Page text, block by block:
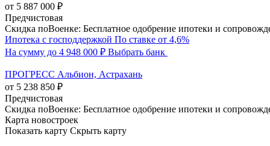
от 5 887 000 ₽
Предчистовая
Скидка поВоенке: Бесплатное одобрение ипотеки и
Ипотека с господдержкой По ставке от 4,6%
На сумму до 4 948 000 ₽ Выбрать банк
ПРОГРЕСС Альбион, Астрахань
от 5 238 850 ₽
Предчистовая
Скидка поВоенке: Бесплатное одобрение ипотеки и
Карта новостроек
Показать карту Скрыть карту